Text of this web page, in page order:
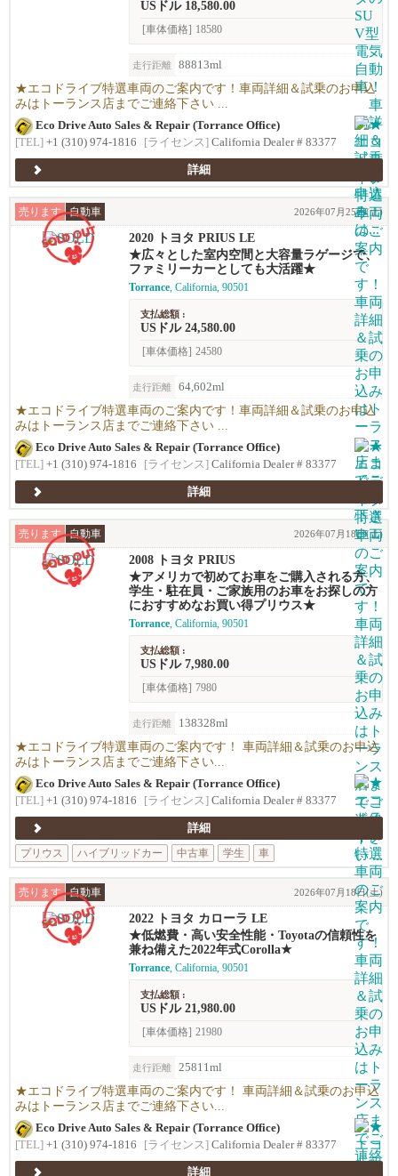
USドル 18,580.00
[車体価格] 18580
走行距離 88813ml
★エコドライブ特選車両のご案内です！車両詳細＆試乗のお申込
みはトーランス店までご連絡下さい ...
Eco Drive Auto Sales & Repair (Torrance Office)
[TEL] +1 (310) 974-1816 [ライセンス] California Dealer # 83377
詳細
売ります 自動車 2026年07月25日(土)
2020 トヨタ PRIUS LE
★広々とした室内空間と大容量ラゲージで、
ファミリーカーとしても大活躍★
Torrance, California, 90501
支払総額 :
USドル 24,580.00
[車体価格] 24580
走行距離 64,602ml
★エコドライブ特選車両のご案内です！車両詳細＆試乗のお申込
みはトーランス店までご連絡下さい ...
Eco Drive Auto Sales & Repair (Torrance Office)
[TEL] +1 (310) 974-1816 [ライセンス] California Dealer # 83377
詳細
売ります 自動車 2026年07月18日(土)
2008 トヨタ PRIUS
★アメリカで初めてお車をご購入される方、
学生・駐在員・ご家族用のお車をお探しの方
におすすめなお買い得プリウス★
Torrance, California, 90501
支払総額 :
USドル 7,980.00
[車体価格] 7980
走行距離 138328ml
★エコドライブ特選車両のご案内です！ 車両詳細＆試乗のお申込
みはトーランス店までご連絡下さい...
Eco Drive Auto Sales & Repair (Torrance Office)
[TEL] +1 (310) 974-1816 [ライセンス] California Dealer # 83377
詳細
プリウス
ハイブリッドカー 中古車 学生 車
売ります 自動車 2026年07月18日(土)
2022 トヨタ カローラ LE
★低燃費・高い安全性能・Toyotaの信頼性を
兼ね備えた2022年式Corolla★
Torrance, California, 90501
支払総額 :
USドル 21,980.00
[車体価格] 21980
走行距離 25811ml
★エコドライブ特選車両のご案内です！ 車両詳細＆試乗のお申込
みはトーランス店までご連絡下さい...
Eco Drive Auto Sales & Repair (Torrance Office)
[TEL] +1 (310) 974-1816 [ライセンス] California Dealer # 83377
詳細